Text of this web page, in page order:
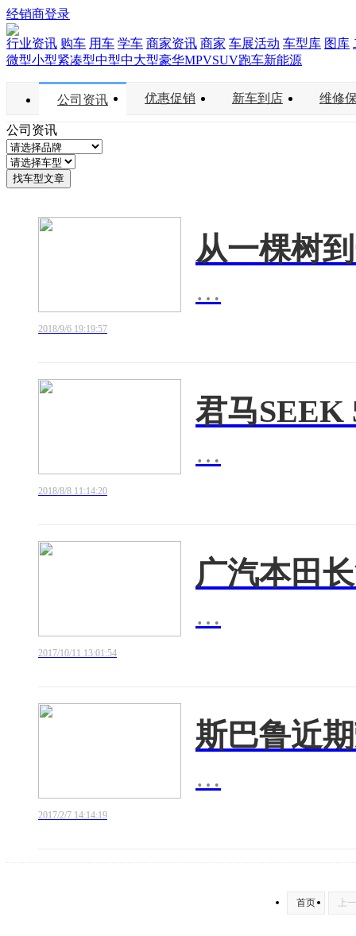
经销商登录
行业资讯 购车 用车 学车 商家资讯 商家 车展活动 车型库 图库
微型小型紧凑型中型中大型豪华MPVSUV跑车新能源
公司资讯 优惠促销 新车到店 维修
公司资讯
找车型文章
从一棵树
…
2018/9/6 19:19:57
君马SEEK
…
2018/8/8 11:14:20
广汽本田
…
2017/10/11 13:01:54
斯巴鲁近
…
2017/2/7 14:14:19
首页 上